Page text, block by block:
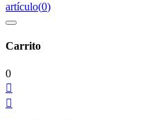
artículo(0)
Carrito
0

